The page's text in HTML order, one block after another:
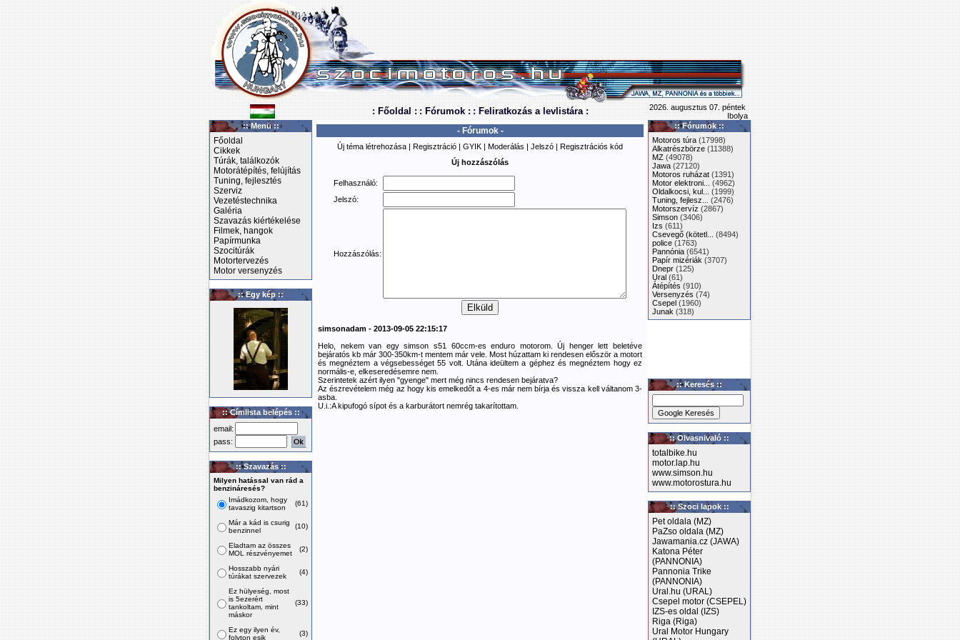
: Főoldal : : Fórumok : : Feliratkozás a levlistára :
2026. augusztus 07. péntek
Ibolya
:: Menü ::
Főoldal
Cikkek
Túrák, találkozók
Motorátépítés, felújítás
Tuning, fejlesztés
Szerviz
Vezetéstechnika
Galéria
Szavazás kiértékelése
Filmek, hangok
Papírmunka
Szocitúrák
Motortervezés
Motor versenyzés
:: Egy kép ::
:: Címlista belépés ::
email:
pass:
:: Szavazás ::
Milyen hatással van rád a
benzináresés?
Imádkozom, hogy
tavaszig kitartson
(61)
Már a kád is csurig
benzinnel
(10)
Eladtam az összes
MOL részvényemet
(2)
Hosszabb nyári
túrákat szervezek
(4)
Ez hülyeség, most
is 5ezerért
tankoltam, mint
máskor
(33)
Ez egy ilyen év,
folyton esik
(3)
- Fórumok -
Új téma létrehozása | Regisztráció | GYIK | Moderálás | Jelszó | Regisztrációs kód
Új hozzászólás
Felhasználó:
Jelszó:
Hozzászólás:
simsonadam - 2013-09-05 22:15:17
Helo, nekem van egy simson s51 60ccm-es enduro motorom. Új henger lett beletéve
bejáratós kb már 300-350km-t mentem már vele. Most húzattam ki rendesen először a motort
és megnéztem a végsebességet 55 volt. Utána ideültem a géphez és megnéztem hogy ez
normális-e, elkeseredésemre nem.
Szerintetek azért ilyen "gyenge" mert még nincs rendesen bejáratva?
Az észrevételem még az hogy kis emelkedőt a 4-es már nem bírja és vissza kell váltanom 3-
asba.
U.i.:A kipufogó sípot és a karburátort nemrég takarítottam.
:: Fórumok ::
Motoros túra (17998)
Alkatrészbörze (11388)
MZ (49078)
Jawa (27120)
Motoros ruházat (1391)
Motor elektroni...
(4962)
Oldalkocsi, kul...
(1999)
Tuning, fejlesz...
(2476)
Motorszervíz (2867)
Simson (3406)
Izs (611)
Csevegő (kötetl...
(8494)
police (1763)
Pannónia (6541)
Papír mizériák (3707)
Dnepr (125)
Ural (61)
Átépítés (910)
Versenyzés (74)
Csepel (1960)
Junak (318)
:: Keresés ::
:: Olvasnivaló ::
totalbike.hu
motor.lap.hu
www.simson.hu
www.motorostura.hu
:: Szoci lapok ::
Pet oldala (MZ)
PaZso oldala (MZ)
Jawamania.cz (JAWA)
Katona Péter
(PANNONIA)
Pannonia Trike
(PANNONIA)
Ural.hu (URAL)
Csepel motor (CSEPEL)
IZS-es oldal (IZS)
Riga (Riga)
Ural Motor Hungary